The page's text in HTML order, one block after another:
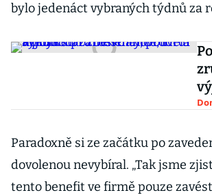
bylo jedenáct vybraných týdnů za
Paradoxně si ze začátku po
dovolenou nevybíral. „Tak jsme
tento benefit ve firmě pouze